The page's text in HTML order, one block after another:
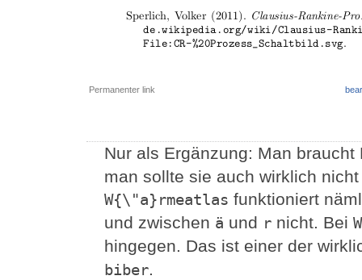
Permanenter link
Nur als Ergänzung: Man
man sollte sie auch wirklich
W{\"a}rmeatlas funktioniert
und zwischen ä und r nicht. Bei
hingegen. Das ist einer der
biber.